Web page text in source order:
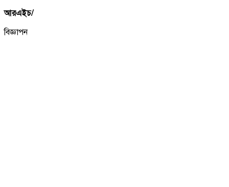
আরএইচ/
বিজ্ঞাপন